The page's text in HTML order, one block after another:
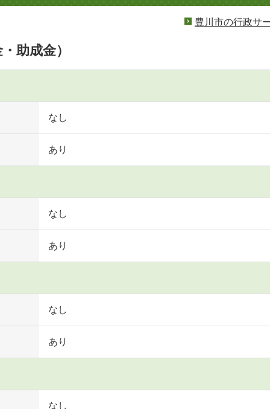
豊川市の行政サ
助成金）
なし
あり
なし
あり
なし
あり
なし